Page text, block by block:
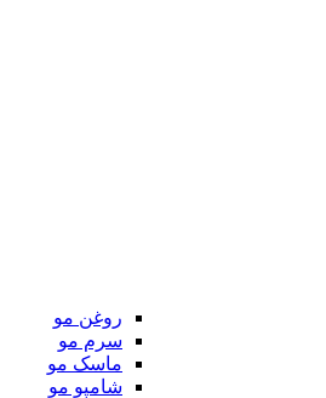
روغن مو
سرم مو
ماسک مو
شامپو مو